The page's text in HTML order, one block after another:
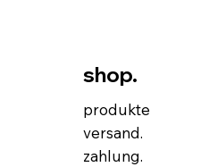
shop.
produkte
versand.
zahlung.